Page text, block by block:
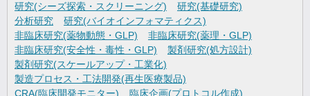
研究(シーズ探索・スクリーニング)
研究(基礎研究)
分析研究
研究(バイオインフォマティクス)
非臨床研究(薬物動態・GLP)
非臨床研究(薬理・GLP)
非臨床研究(安全性・毒性・GLP)
製剤研究(処方設計)
製剤研究(スケールアップ・工業化)
製造プロセス・工法開発(再生医療製品)
CRA(臨床開発モニター)
臨床企画(プロトコル作成)